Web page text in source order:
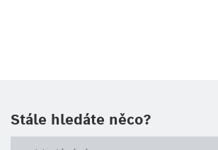
Stále hledáte něco?